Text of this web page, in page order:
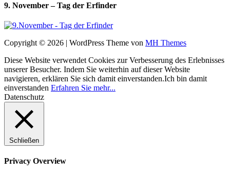
9. November – Tag der Erfinder
Copyright © 2026 | WordPress Theme von MH Themes
Diese Website verwendet Cookies zur Verbesserung des Erlebnisses
unserer Besucher. Indem Sie weiterhin auf dieser Website
navigieren, erklären Sie sich damit einverstanden.Ich bin damit
einverstanden Erfahren Sie mehr...
Datenschutz
Schließen
Privacy Overview